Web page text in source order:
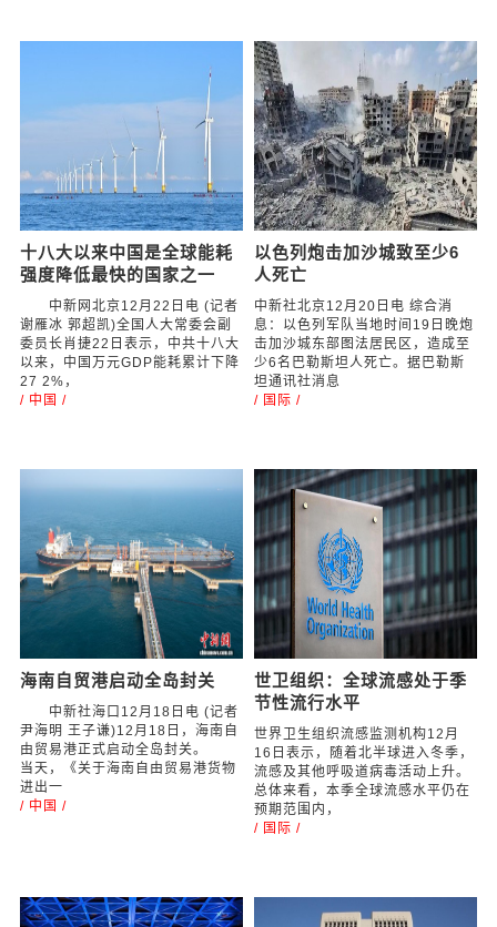
十八大以来中国是全球能耗
强度降低最快的国家之一
中新网北京12月22日电 (记者
谢雁冰 郭超凯)全国人大常委会副
委员长肖捷22日表示，中共十八大
以来，中国万元GDP能耗累计下降
27 2%，
/ 中国 /
以色列炮击加沙城致至少6
人死亡
中新社北京12月20日电 综合消
息：以色列军队当地时间19日晚炮
击加沙城东部图法居民区，造成至
少6名巴勒斯坦人死亡。据巴勒斯
坦通讯社消息
/ 国际 /
海南自贸港启动全岛封关
中新社海口12月18日电 (记者
尹海明 王子谦)12月18日，海南自
由贸易港正式启动全岛封关。
当天，《关于海南自由贸易港货物
进出一
/ 中国 /
世卫组织：全球流感处于季
节性流行水平
世界卫生组织流感监测机构12月
16日表示，随着北半球进入冬季，
流感及其他呼吸道病毒活动上升。
总体来看，本季全球流感水平仍在
预期范围内，
/ 国际 /